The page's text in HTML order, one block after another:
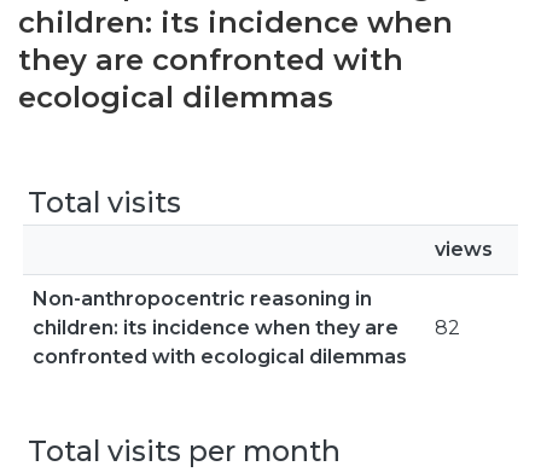
Entities
children: its incidence when
they are confronted with
ecological dilemmas
Total visits
views
Non-anthropocentric reasoning in
children: its incidence when they are
confronted with ecological dilemmas
82
Total visits per month